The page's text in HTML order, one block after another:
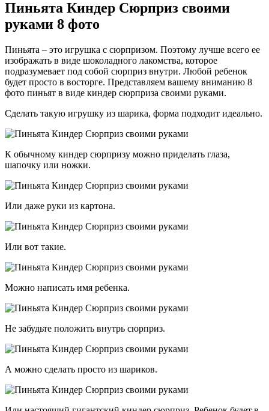
Пиньята Киндер Сюрприз своими
руками 8 фото
Пиньята – это игрушка с сюрпризом. Поэтому лучше всего ее
изображать в виде шоколадного лакомства, которое
подразумевает под собой сюрприз внутри. Любой ребенок
будет просто в восторге. Представляем вашему вниманию 8
фото пиньят в виде киндер сюрприза своими руками.
Сделать такую игрушку из шарика, форма подходит идеально.
К обычному киндер сюрпризу можно приделать глаза,
шапочку или ножки.
Или даже руки из картона.
Или вот такие.
Можно написать имя ребенка.
Не забудьте положить внутрь сюрприз.
А можно сделать просто из шариков.